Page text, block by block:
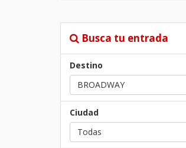
Busca tu entrada
Destino
BROADWAY
Ciudad
Todas